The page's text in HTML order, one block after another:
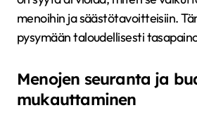
menoihin ja säästötavoitteisiin.
pysymään taloudellisesti
Menojen seuranta ja
mukauttaminen